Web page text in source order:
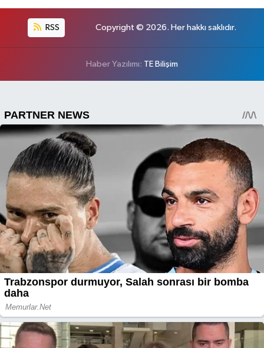
RSS Copyright © 2026. Her hakkı saklıdır.
Haber Yazılımı: TE Bilişim